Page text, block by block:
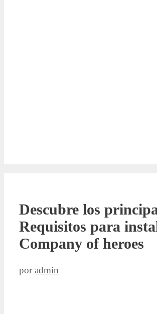
Descubre los
Requisitos para
Company of heroes
poradmin